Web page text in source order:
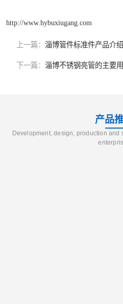
http://www.hybuxiugang.com
上一篇： 淄博管件标准件产品介绍
下一篇： 淄博不锈钢亮管的主要
产品
Development, design, production and